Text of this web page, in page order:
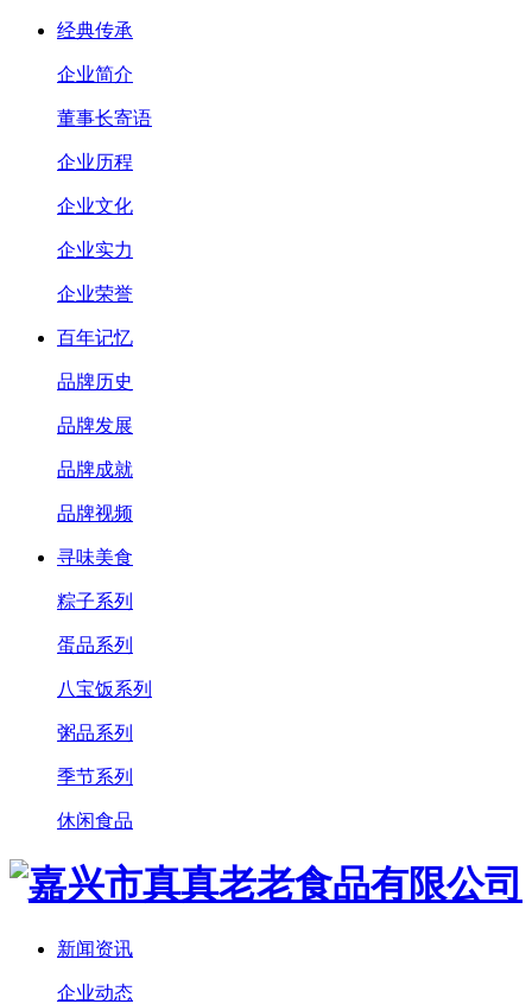
经典传承
企业简介
董事长寄语
企业历程
企业文化
企业实力
企业荣誉
百年记忆
品牌历史
品牌发展
品牌成就
品牌视频
寻味美食
粽子系列
蛋品系列
八宝饭系列
粥品系列
季节系列
休闲食品
新闻资讯
企业动态